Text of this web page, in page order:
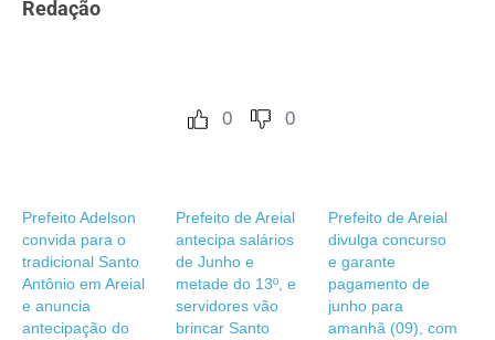
Redação
0 0
Prefeito Adelson
convida para o
tradicional Santo
Antônio em Areial
e anuncia
antecipação do
Prefeito de Areial
antecipa salários
de Junho e
metade do 13º, e
servidores vão
brincar Santo
Prefeito de Areial
divulga concurso
e garante
pagamento de
junho para
amanhã (09), com